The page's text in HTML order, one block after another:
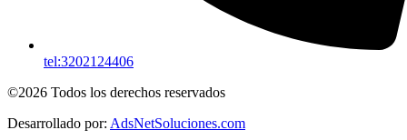
tel:3202124406
©2026 Todos los derechos reservados
Desarrollado por: AdsNetSoluciones.com